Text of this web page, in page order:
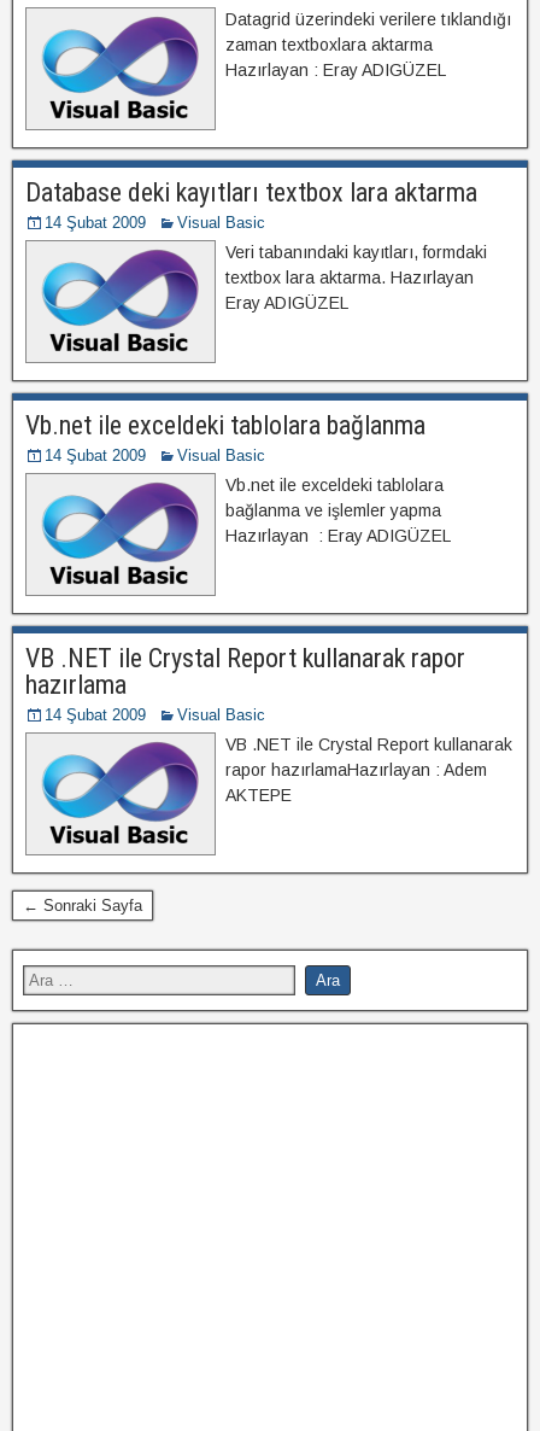
Datagrid üzerindeki verilere tıklandığı
zaman textboxlara aktarma
Hazırlayan : Eray ADIGÜZEL
Database deki kayıtları textbox lara aktarma
14 Şubat 2009 Visual Basic
Veri tabanındaki kayıtları, formdaki
textbox lara aktarma. Hazırlayan
Eray ADIGÜZEL
Vb.net ile exceldeki tablolara bağlanma
14 Şubat 2009 Visual Basic
Vb.net ile exceldeki tablolara
bağlanma ve işlemler yapma
Hazırlayan : Eray ADIGÜZEL
VB .NET ile Crystal Report kullanarak rapor
hazırlama
14 Şubat 2009 Visual Basic
VB .NET ile Crystal Report kullanarak
rapor hazırlamaHazırlayan : Adem
AKTEPE
← Sonraki Sayfa